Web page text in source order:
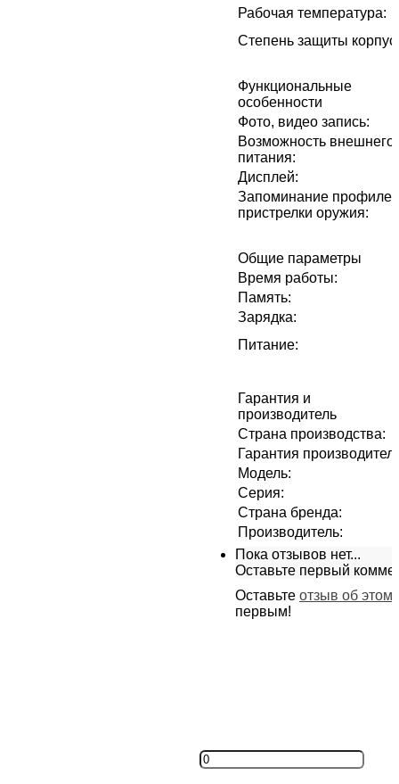
Рабочая температура:
Степень защиты
Функциональные
особенности
Фото, видео запись:
Возможность внешнего
питания:
Дисплей:
Запоминание профилей
пристрелки оружия:
Общие параметры
Время работы:
Память:
Зарядка:
Питание:
Гарантия и
производитель
Страна производства:
Гарантия
Модель:
Серия:
Страна бренда:
Производитель:
Пока отзывов нет...
Оставьте первый
Оставьте отзыв об этом
первым!